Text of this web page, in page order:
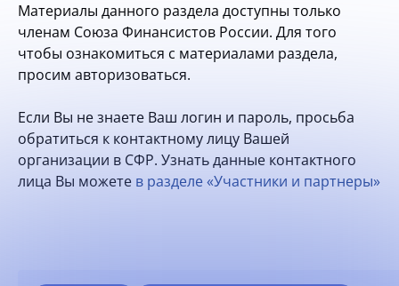
опытом
Вступить
Материалы данного раздела доступны только
членам Союза Финансистов России. Для того
чтобы ознакомиться с материалами раздела,
просим авторизоваться.
Если Вы не знаете Ваш логин и пароль, просьба
обратиться к контактному лицу Вашей
организации в СФР. Узнать данные контактного
лица Вы можете в разделе «Участники и партнеры»